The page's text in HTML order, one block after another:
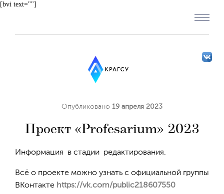
[bvi text=""]
Опубликовано 19 апреля 2023
Проект «Profesarium» 2023
Информация в стадии редактирования.
Всё о проекте можно узнать с официальной группы
ВКонтакте https://vk.com/public218607550